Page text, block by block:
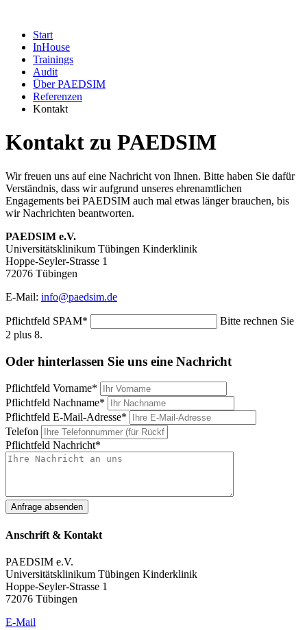
Start
InHouse
Trainings
Audit
Über PAEDSIM
Referenzen
Kontakt
Kontakt zu PAEDSIM
Wir freuen uns auf eine Nachricht von Ihnen. Bitte haben Sie dafür
Verständnis, dass wir aufgrund unseres ehrenamtlichen
Engagements bei PAEDSIM auch mal etwas länger brauchen, bis
wir Nachrichten beantworten.
PAEDSIM e.V.
Universitätsklinikum Tübingen Kinderklinik
Hoppe-Seyler-Strasse 1
72076 Tübingen
E-Mail: info@paedsim.de
Pflichtfeld SPAM*
Bitte rechnen Sie
2 plus 8.
Oder hinterlassen Sie uns eine Nachricht
Pflichtfeld Vorname*
Pflichtfeld Nachname*
Pflichtfeld E-Mail-Adresse*
Telefon
Pflichtfeld Nachricht*
Anfrage absenden
Anschrift & Kontakt
PAEDSIM e.V.
Universitätsklinikum Tübingen Kinderklinik
Hoppe-Seyler-Strasse 1
72076 Tübingen
E-Mail